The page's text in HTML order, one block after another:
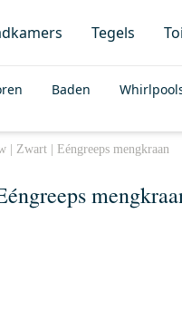
Tegels
Baden
| Zwart | Eéngreeps mengkraan